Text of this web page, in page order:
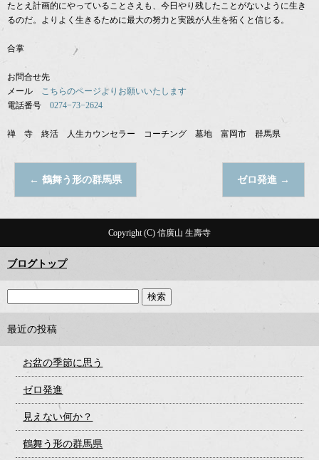
たとえ計画的にやっていることさえも、今日やり残したことがないように生き
るのだ。よりよく生きるために最大の努力と実践が人生を拓くと信じる。
合掌
お問合せ先
メール こちらのページよりお願いいたします
電話番号 0274−73−2624
禅 寺 終活 人生カウンセラー コーチング 墓地 富岡市 群馬県
← 鶴舞う形の群馬県 ゼロ発進 →
Copyright (C) 信廣山 生壽寺
ブログトップ
最近の投稿
お盆の季節に思う
ゼロ発進
見えない何か？
鶴舞う形の群馬県